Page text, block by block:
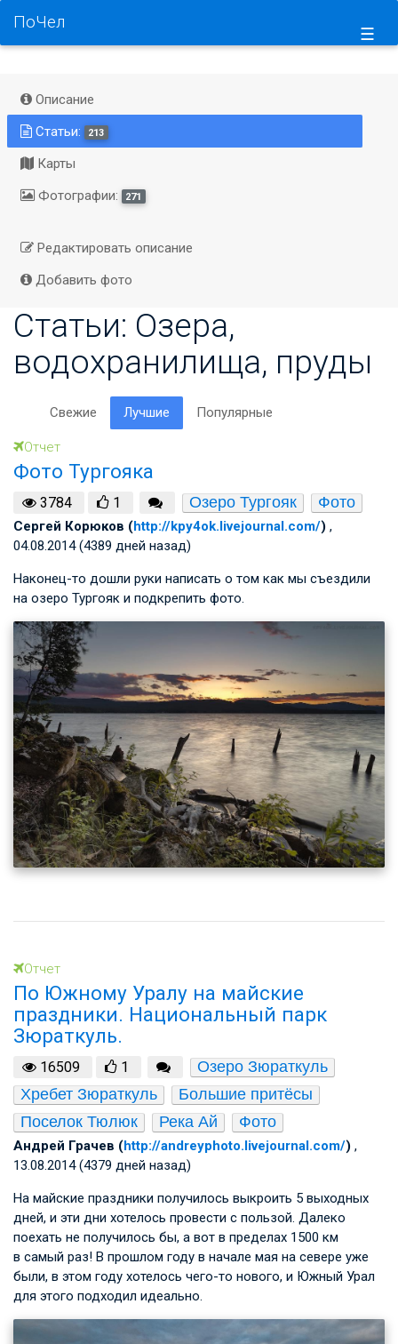
☰
ПоЧел
Описание
Статьи:
213
Карты
Фотографии:
271
Редактировать описание
Добавить фото
Статьи: Озера,
водохранилища, пруды
Свежие Лучшие Популярные
Отчет
Фото Тургояка
3784 1 Озеро Тургояк Фото
Сергей Корюков (http://kpy4ok.livejournal.com/) ,
04.08.2014 (4389 дней назад)
Наконец-то дошли руки написать о том как мы съездили
на озеро Тургояк и подкрепить фото.
Отчет
По Южному Уралу на майские
праздники. Национальный парк
Зюраткуль.
16509 1
Озеро Зюраткуль
Хребет Зюраткуль
Большие притёсы
Поселок Тюлюк
Река Ай Фото
Андрей Грачев (http://andreyphoto.livejournal.com/) ,
13.08.2014 (4379 дней назад)
На майские праздники получилось выкроить 5 выходных
дней, и эти дни хотелось провести с пользой. Далеко
поехать не получилось бы, а вот в пределах 1500 км
в самый раз! В прошлом году в начале мая на севере уже
были, в этом году хотелось чего-то нового, и Южный Урал
для этого подходил идеально.